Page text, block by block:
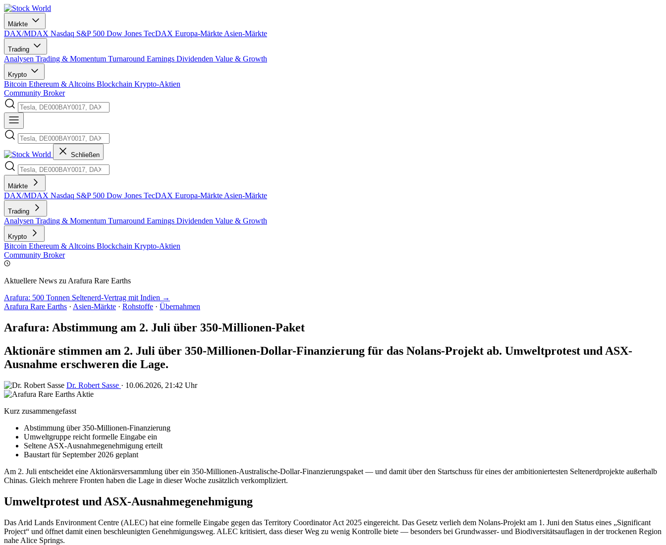
Märkte
DAX/MDAX Nasdaq S&P 500 Dow Jones TecDAX Europa-Märkte Asien-Märkte
Trading
Analysen Trading & Momentum Turnaround Earnings Dividenden Value & Growth
Krypto
Bitcoin Ethereum & Altcoins Blockchain Krypto-Aktien
Community Broker
Schließen
Märkte
DAX/MDAX Nasdaq S&P 500 Dow Jones TecDAX Europa-Märkte Asien-Märkte
Trading
Analysen Trading & Momentum Turnaround Earnings Dividenden Value & Growth
Krypto
Bitcoin Ethereum & Altcoins Blockchain Krypto-Aktien
Community Broker
Aktuellere News zu Arafura Rare Earths
Arafura: 500 Tonnen Seltenerd-Vertrag mit Indien →
Arafura Rare Earths · Asien-Märkte · Rohstoffe · Übernahmen
Arafura: Abstimmung am 2. Juli über 350-Millionen-Paket
Aktionäre stimmen am 2. Juli über 350-Millionen-Dollar-Finanzierung für das Nolans-Projekt ab. Umweltprotest und ASX-
Ausnahme erschweren die Lage.
Dr. Robert Sasse · 10.06.2026, 21:42 Uhr
Kurz zusammengefasst
Abstimmung über 350-Millionen-Finanzierung
Umweltgruppe reicht formelle Eingabe ein
Seltene ASX-Ausnahmegenehmigung erteilt
Baustart für September 2026 geplant
Am 2. Juli entscheidet eine Aktionärsversammlung über ein 350-Millionen-Australische-Dollar-Finanzierungspaket — und damit über den Startschuss für eines der ambitioniertesten Seltenerdprojekte außerhalb
Chinas. Gleich mehrere Fronten haben die Lage in dieser Woche zusätzlich verkompliziert.
Umweltprotest und ASX-Ausnahmegenehmigung
Das Arid Lands Environment Centre (ALEC) hat eine formelle Eingabe gegen das Territory Coordinator Act 2025 eingereicht. Das Gesetz verlieh dem Nolans-Projekt am 1. Juni den Status eines „Significant
Project“ und öffnet damit einen beschleunigten Genehmigungsweg. ALEC kritisiert, dass dieser Weg zu wenig Kontrolle biete — besonders bei Grundwasser- und Biodiversitätsauflagen in der trockenen Region
nahe Alice Springs.